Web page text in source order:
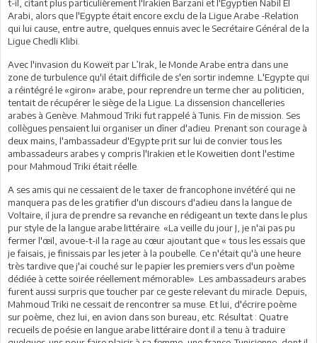
t-il, citant plus particulièrement l'Irakien Barzani et l'Egyptien Nabil El
Arabi, alors que l'Egypte était encore exclu de la Ligue Arabe -Relation
qui lui cause, entre autre, quelques ennuis avec le Secrétaire Général de la
Ligue Chedli Klibi.
Avec l'invasion du Koweït par L’Irak, le Monde Arabe entra dans une
zone de turbulence qu'il était difficile de s'en sortir indemne. L'Egypte qui
a réintégré le «giron» arabe, pour reprendre un terme cher au politicien,
tentait de récupérer le siège de la Ligue. La dissension chancelleries
arabes à Genève. Mahmoud Triki fut rappelé à Tunis. Fin de mission. Ses
collègues pensaient lui organiser un dîner d'adieu. Prenant son courage à
deux mains, l'ambassadeur d'Egypte prit sur lui de convier tous les
ambassadeurs arabes y compris l'Irakien et le Koweitien dont l'estime
pour Mahmoud Triki était réelle.
A ses amis qui ne cessaient de le taxer de francophone invétéré qui ne
manquera pas de les gratifier d'un discours d'adieu dans la langue de
Voltaire, il jura de prendre sa revanche en rédigeant un texte dans le plus
pur style de la langue arabe littéraire. «La veille du jour J, je n'ai pas pu
fermer l'œil, avoue-t-il la rage au cœur ajoutant que « tous les essais que
je faisais, je finissais par les jeter à la poubelle. Ce n'était qu'à une heure
très tardive que j'ai couché sur le papier les premiers vers d'un poème
dédiée à cette soirée réellement mémorable». Les ambassadeurs arabes
furent aussi surpris que toucher par ce geste relevant du miracle. Depuis,
Mahmoud Triki ne cessait de rencontrer sa muse. Et lui, d'écrire poème
sur poème, chez lui, en avion dans son bureau, etc. Résultat : Quatre
recueils de poésie en langue arabe littéraire dont il a tenu à traduire